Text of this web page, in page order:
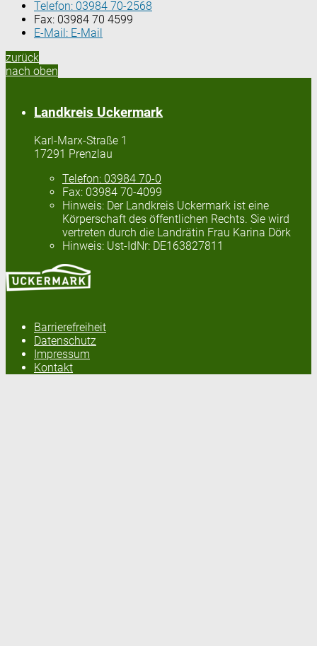
Telefon: 03984 70-2568
Fax: 03984 70 4599
E-Mail: E-Mail
zurück
nach oben
Landkreis Uckermark
Karl-Marx-Straße 1
17291 Prenzlau
Telefon: 03984 70-0
Fax: 03984 70-4099
Hinweis: Der Landkreis Uckermark ist eine
Körperschaft des öffentlichen Rechts. Sie wird
vertreten durch die Landrätin Frau Karina Dörk
Hinweis: Ust-IdNr: DE163827811
Barrierefreiheit
Datenschutz
Impressum
Kontakt